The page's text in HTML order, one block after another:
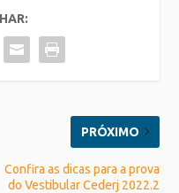
PRÓXIMO
Confira as dicas para a prova
do Vestibular Cederj 2022.2